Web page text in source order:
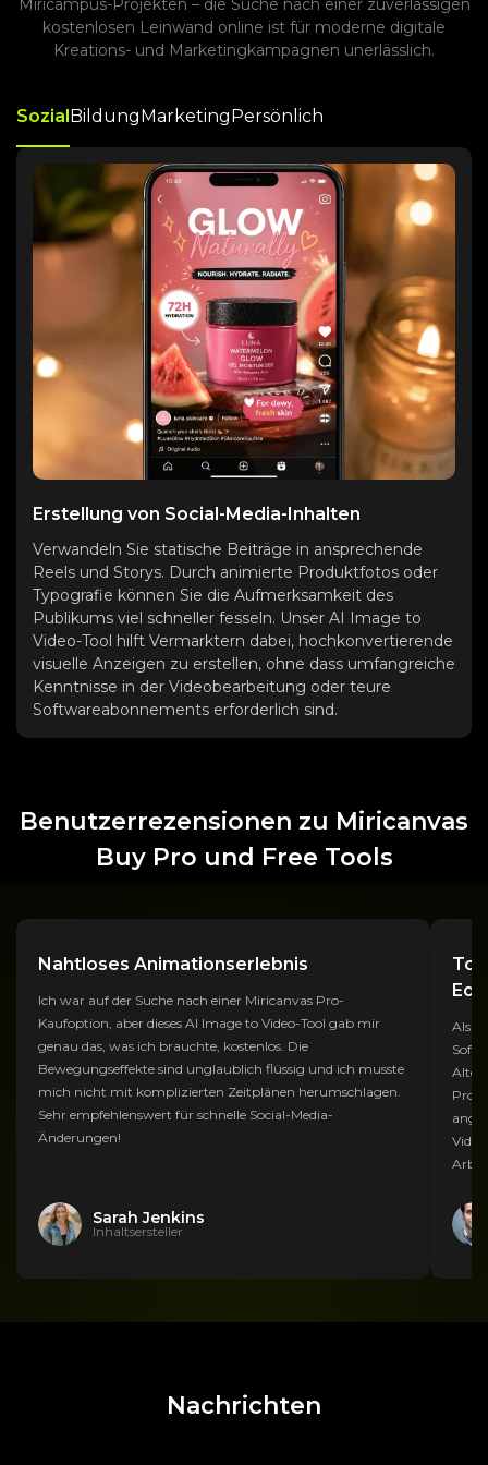
Miricampus-Projekten – die Suche nach einer zuverlässigen
kostenlosen Leinwand online ist für moderne digitale
Kreations- und Marketingkampagnen unerlässlich.
Sozial Bildung Marketing Persönlich
Erstellung von Social-Media-Inhalten
Verwandeln Sie statische Beiträge in ansprechende
Reels und Storys. Durch animierte Produktfotos oder
Typografie können Sie die Aufmerksamkeit des
Publikums viel schneller fesseln. Unser AI Image to
Video-Tool hilft Vermarktern dabei, hochkonvertierende
visuelle Anzeigen zu erstellen, ohne dass umfangreiche
Kenntnisse in der Videobearbeitung oder teure
Softwareabonnements erforderlich sind.
Benutzerrezensionen zu Miricanvas
Buy Pro und Free Tools
Nahtloses Animationserlebnis
Ich war auf der Suche nach einer Miricanvas Pro-
Kaufoption, aber dieses AI Image to Video-Tool gab mir
genau das, was ich brauchte, kostenlos. Die
Bewegungseffekte sind unglaublich flüssig und ich musste
mich nicht mit komplizierten Zeitplänen herumschlagen.
Sehr empfehlenswert für schnelle Social-Media-
Änderungen!
Sarah Jenkins
Inhaltsersteller
Als
Nachrichten